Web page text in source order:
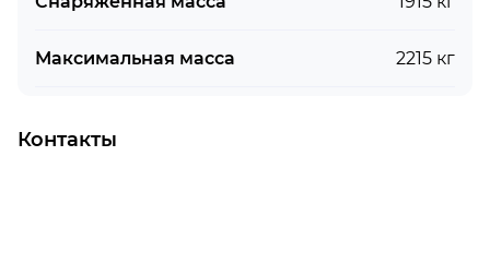
Максимальная масса 2215 кг
Контакты